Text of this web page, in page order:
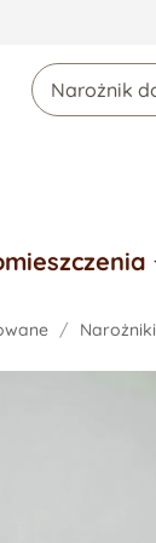
Narożniki